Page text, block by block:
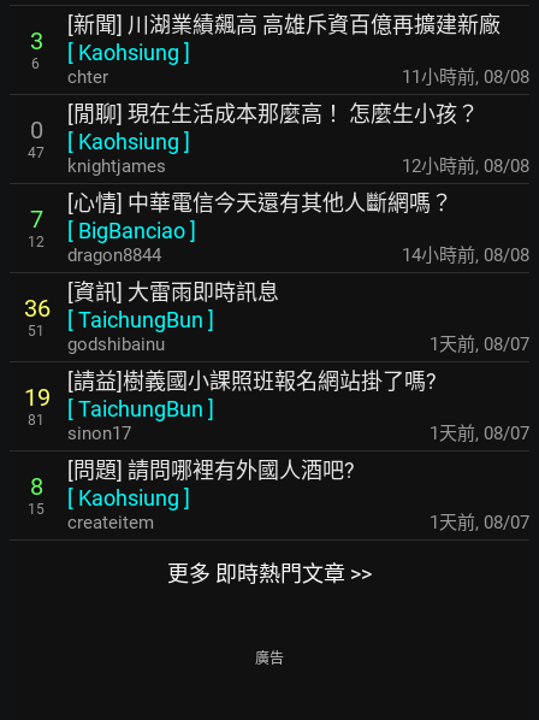
3
6
[新聞] 川湖業績飆高 高雄斥資百億再擴建新廠
[ Kaohsiung ]
chter 11小時前, 08/08
0
47
[閒聊] 現在生活成本那麼高！ 怎麼生小孩？
[ Kaohsiung ]
knightjames 12小時前, 08/08
7
12
[心情] 中華電信今天還有其他人斷網嗎？
[ BigBanciao]
dragon8844 14小時前, 08/08
36
51
[資訊] 大雷雨即時訊息
[TaichungBun ]
godshibainu 1天前, 08/07
19
81
[請益]樹義國小課照班報名網站掛了嗎?
[TaichungBun ]
sinon17 1天前, 08/07
8
15
[問題] 請問哪裡有外國人酒吧?
[ Kaohsiung ]
createitem 1天前, 08/07
更多 即時熱門文章 >>
廣告